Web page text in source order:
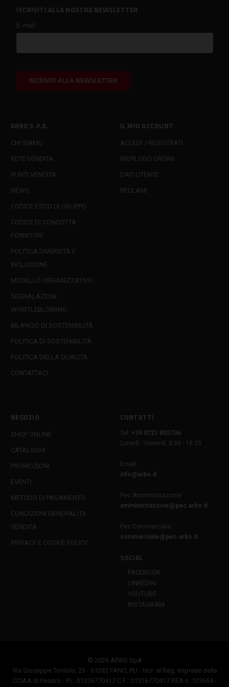
ARBO S.P.A.
CHI SIAMO
RETE VENDITA
PUNTI VENDITA
NEWS
CODICE ETICO DI GRUPPO
CODICE DI CONDOTTA
FORNITORI
POLITICA DIVERSITÀ E
INCLUSIONE
MODELLO ORGANIZZATIVO
SEGNALAZIONI
WHISTLEBLOWING
BILANCIO DI SOSTENIBILITÀ
POLITICA DI SOSTENIBILITÀ
POLITICA DELLA QUALITÀ
CONTATTACI
IL MIO ACCOUNT
ACCEDI / REGISTRATI
RIEPILOGO ORDINI
DATI UTENTE
RECLAMI
NEGOZIO
SHOP ONLINE
CATALOGHI
PROMOZIONI
EVENTI
METODO DI PAGAMENTO
CONDIZIONI GENERALI DI
VENDITA
PRIVACY E COOKIE POLICY
CONTATTI
Tel:
+39 0721 855706
Lunedì - Venerdì, 8:30 - 18:30
Email:
info@arbo.it
Pec Amministrazione:
amministrazione@pec.arbo.it
Pec Commerciale:
commerciale@pec.arbo.it
SOCIAL
FACEBOOK
LINKEDIN
YOUTUBE
INSTAGRAM
ISCRIVITI ALLA NOSTRA NEWSLETTER
© 2026 ARBO SpA
Via Giuseppe Toniolo, 23 - 61032 FANO, PU - Iscr. al Reg. Imprese della
CCIAA di Pesaro - P.I.: 01326770417 C.F.: 01326770417 REA n. 123654 -